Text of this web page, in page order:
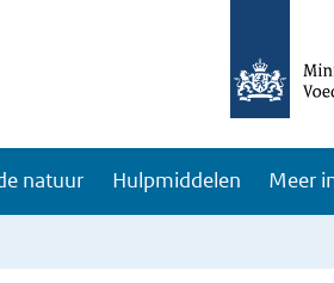
natuur Hulpmiddelen Meer